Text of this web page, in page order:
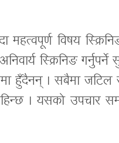
महत्वपूर्ण विषय
स्क्रिनिङ
हुँदैनन् । सबैमा
। यसको उपचार